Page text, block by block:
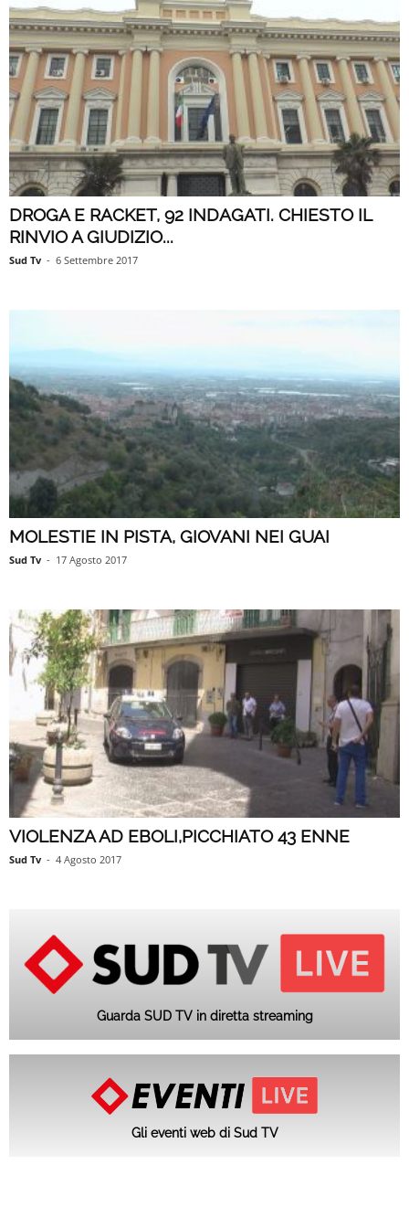
DROGA E RACKET, 92 INDAGATI. CHIESTO IL
RINVIO A GIUDIZIO...
Sud Tv - 6 Settembre 2017
MOLESTIE IN PISTA, GIOVANI NEI GUAI
Sud Tv - 17 Agosto 2017
VIOLENZA AD EBOLI,PICCHIATO 43 ENNE
Sud Tv - 4 Agosto 2017
Guarda SUD TV in diretta streaming
Gli eventi web di Sud TV